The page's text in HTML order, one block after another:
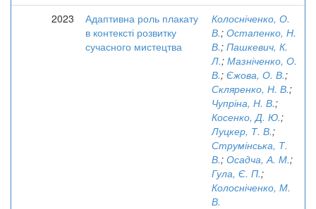
2023
Адаптивна роль плакату
в контексті розвитку
сучасного мистецтва
Колосніченко, О.
В.; Остапенко, Н.
В.; Пашкевич, К.
Л.; Мазніченко, О.
В.; Єжова, О. В.;
Скляренко, Н. В.;
Чупріна, Н. В.;
Косенко, Д. Ю.;
Луцкер, Т. В.;
Струмінська, Т.
В.; Осадча, А. М.;
Гула, Є. П.;
Колосніченко, М.
В.